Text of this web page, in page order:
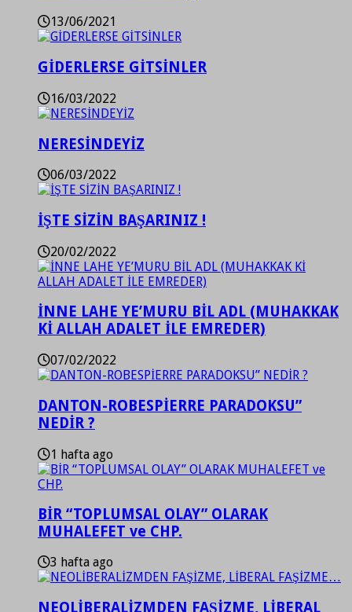
13/06/2021
GİDERLERSE GİTSİNLER
16/03/2022
NERESİNDEYİZ
06/03/2022
İŞTE SİZİN BAŞARINIZ !
20/02/2022
İNNE LAHE YE’MURU BİL ADL (MUHAKKAK
Kİ ALLAH ADALET İLE EMREDER)
07/02/2022
DANTON-ROBESPİERRE PARADOKSU”
NEDİR ?
1 hafta ago
BİR “TOPLUMSAL OLAY” OLARAK
MUHALEFET ve CHP.
3 hafta ago
NEOLİBERALİZMDEN FAŞİZME, LİBERAL